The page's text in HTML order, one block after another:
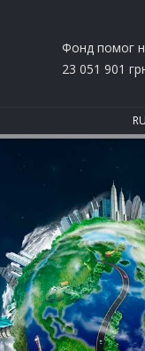
Фонд помог
23 051 901